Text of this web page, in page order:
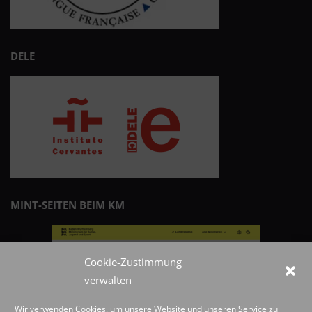
Cookie-Zustimmung
verwalten
Wir verwenden Cookies, um unsere Website und unseren Service zu
DELE
MINT-SEITEN BEIM KM